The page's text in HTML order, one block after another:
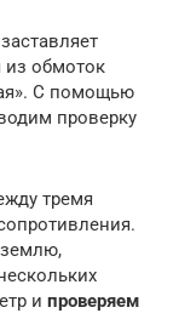
из обмоток
С помощью
проверку
тремя
и проверяем